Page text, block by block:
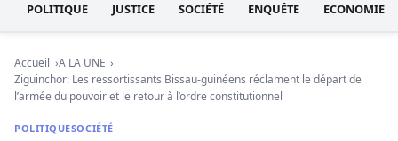
POLITIQUE JUSTICE SOCIÉTÉ ENQUÊTE ECONOMIE
Accueil
A LA UNE
Ziguinchor: Les ressortissants Bissau-guinéens réclament le départ de
l’armée du pouvoir et le retour à l’ordre constitutionnel
POLITIQUESOCIÉTÉ